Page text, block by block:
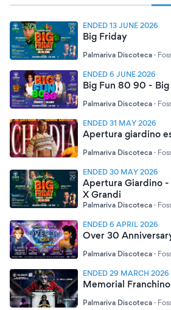
ENDED 13 JUNE 2026
Big Friday
Palmariva Discoteca ·
ENDED 6 JUNE 2026
Big Fun 80 90 -
Palmariva Discoteca ·
ENDED 31 MAY 2026
Apertura giardino
Palmariva Discoteca ·
ENDED 30 MAY 2026
Apertura Giardino
X Grandi
Palmariva Discoteca ·
ENDED 6 APRIL 2026
Over 30
Palmariva Discoteca ·
ENDED 29 MARCH 2026
Memorial
Palmariva Discoteca ·